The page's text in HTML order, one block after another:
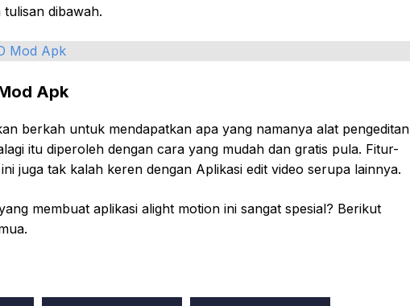
dibawah.
Mod Apk
Apk
berkah untuk mendapatkan apa yang namanya alat pengeditan
itu diperoleh dengan cara yang mudah dan gratis pula. Fitur-
juga tak kalah keren dengan Aplikasi edit video serupa lainnya.
membuat aplikasi alight motion ini sangat spesial? Berikut